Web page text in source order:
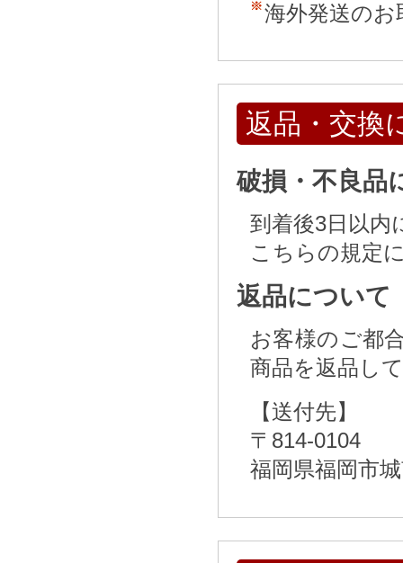
海外発送の
返品・交換
破損・不良品
到着後3日以内
こちらの規定
返品について
お客様のご都
商品を返品し
【送付先】
〒814-0104
福岡県福岡市